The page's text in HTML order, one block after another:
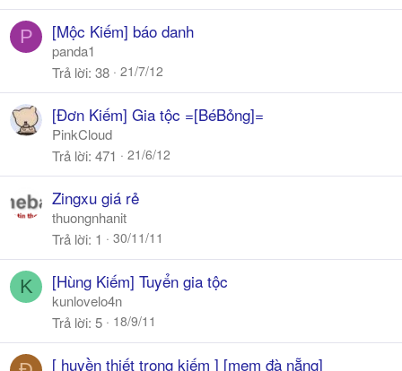
P [Mộc Kiếm] báo danh
panda1
Trả lời 38 21/7/12
[Đơn Kiếm] Gia tộc =[BéBỏng]=
PinkCloud
Trả lời 471 21/6/12
Zingxu giá rẻ
thuongnhanit
Trả lời 1 30/11/11
K [Hùng Kiếm] Tuyển gia tộc
kunlovelo4n
Trả lời 5 18/9/11
[ huyền thiết trọng kiếm ] [mem đà nẵng]